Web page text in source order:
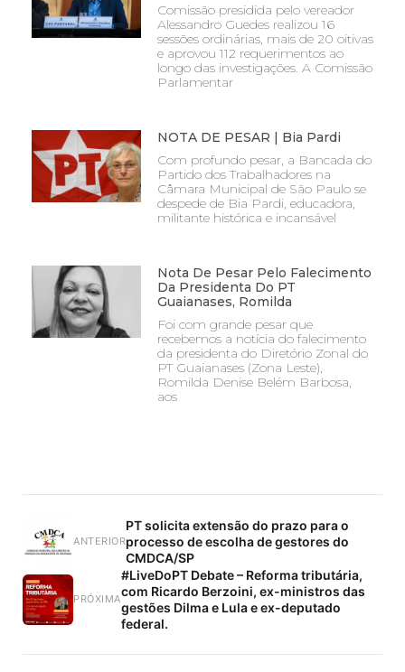
Comissão presidida pelo vereador
Alessandro Guedes realizou 16
sessões ordinárias, mais de 20 oitivas
e aprovou 112 requerimentos ao
longo das investigações. A Comissão
Parlamentar
NOTA DE PESAR | Bia Pardi
Com profundo pesar, a Bancada do
Partido dos Trabalhadores na
Câmara Municipal de São Paulo se
despede de Bia Pardi, educadora,
militante histórica e incansável
Nota De Pesar Pelo Falecimento
Da Presidenta Do PT
Guaianases, Romilda
Foi com grande pesar que
recebemos a notícia do falecimento
da presidenta do Diretório Zonal do
PT Guaianases (Zona Leste),
Romilda Denise Belém Barbosa,
aos
ANTERIOR
PT solicita extensão do prazo para o
processo de escolha de gestores do
CMDCA/SP
PRÓXIMA
#LiveDoPT Debate – Reforma tributária,
com Ricardo Berzoini, ex-ministros das
gestões Dilma e Lula e ex-deputado
federal.